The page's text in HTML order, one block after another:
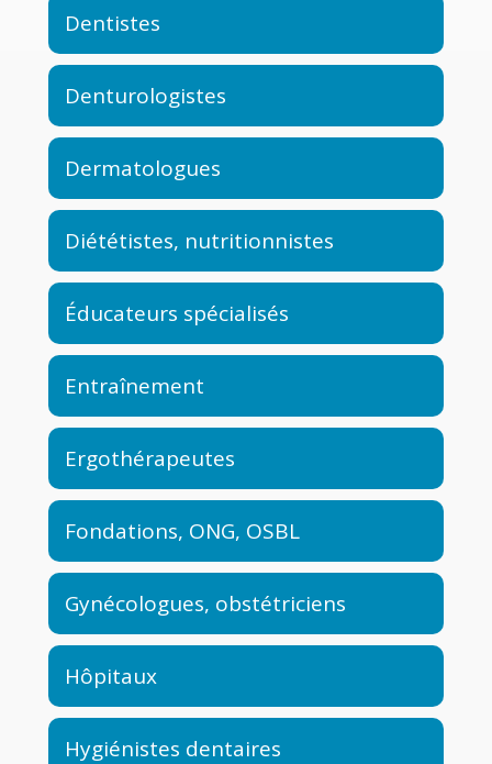
Dentistes
Denturologistes
Dermatologues
Diététistes, nutritionnistes
Éducateurs spécialisés
Entraînement
Ergothérapeutes
Fondations, ONG, OSBL
Gynécologues, obstétriciens
Hôpitaux
Hygiénistes dentaires